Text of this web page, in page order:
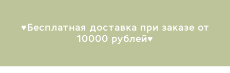
♥︎Бесплатная доставка при заказе от
10000 рублей♥︎